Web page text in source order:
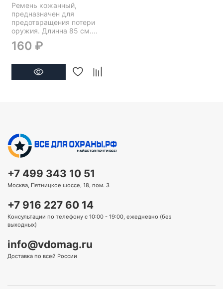
Ремень кожанный,
предназначен для
предотвращения потери
оружия. Длинна 85 см....
160 ₽
+7 499 343 10 51
Москва, Пятницкое шоссе, 18, пом. 3
+7 916 227 60 14
Консультации по телефону с 10:00 - 19:00, ежедневно (без
выходных)
info@vdomag.ru
Доставка по всей России